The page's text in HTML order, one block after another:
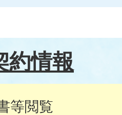
約情報
等閲覧